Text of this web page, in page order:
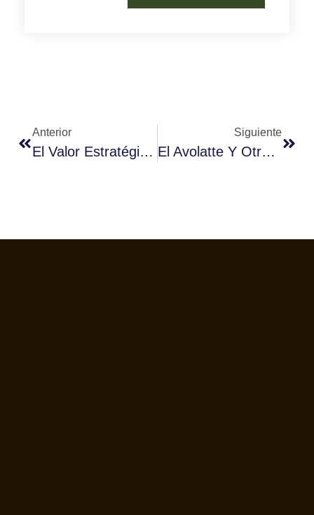
Anterior
El Valor Estratégico Del Café En Un Negocio De Hostelería
Siguiente
El Avolatte Y Otras Nuevas Propuestas Con Café